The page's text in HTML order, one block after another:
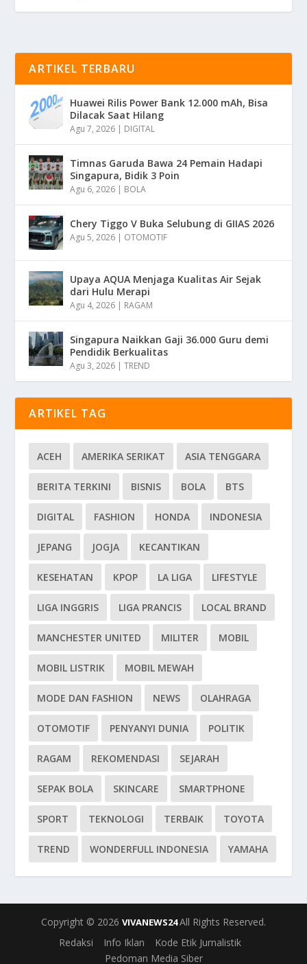
ARTIKEL TERBARU
Huawei Rilis Power Bank 12.000 mAh, Bisa
Dilacak Saat Hilang
Agu 7, 2026 | DIGITAL
Timnas Garuda Bawa 24 Pemain Hadapi
Singapura, Bidik 3 Poin
Agu 6, 2026 | BOLA
Chery Tiggo V Buka Selubung di GIIAS 2026
Agu 5, 2026 | OTOMOTIF
Upaya AQUA Menjaga Kualitas Air Sejak
dari Hulu Merapi
Agu 4, 2026 | RAGAM
Singapura Naikkan Gaji 36.000 Guru demi
Pendidik Berkualitas
Agu 3, 2026 |TREND
ARTIKEL TAG
ACEH AMERIKA SERIKAT ASIA TENGGARA
BERITA TERKINI BISNIS BOLA BTS
DIGITAL FASHION HONDA INDONESIA
JEPANG JOGJA KECANTIKAN
KESEHATAN KPOP LA LIGA LIFESTYLE
LIGA INGGRIS LIGA PRANCIS LOCAL BRAND
MANCHESTER UNITED MILITER MOBIL
MOBIL LISTRIK MOBIL MEWAH
MODE DAN FASHION NEWS OLAHRAGA
OTOMOTIF PENYANYI DUNIA POLITIK
RAGAM REKOMENDASI SEJARAH
SEPAK BOLA SKINCARE SMARTPHONE
SPORT TEKNOLOGI TERBAIK TOYOTA
TREND WONDERFULL INDONESIA YAMAHA
Copyright © 2026 VIVANEWS24All Rights Reserved.
Redaksi
Info Iklan
Kode Etik Jurnalistik
Pedoman Media Siber